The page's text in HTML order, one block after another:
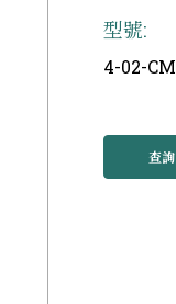
型號:
4-02-CM
查詢